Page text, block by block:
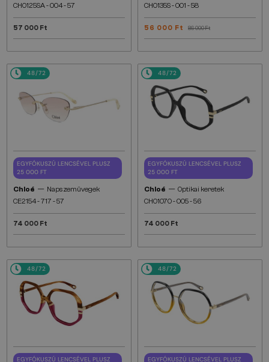
CH0125SA - 004 - 57
57 000 Ft
CH0135S - 001 - 58
56 000 Ft 86 000 Ft
48/72
EGYFÓKUSZÚ LENCSÉVEL PLUSZ
25 000 FT
Chloé — Napszemüvegek
CE2154 - 717 - 57
74 000 Ft
48/72
EGYFÓKUSZÚ LENCSÉVEL PLUSZ
25 000 FT
Chloé — Optikai keretek
CH0107O - 005 - 56
74 000 Ft
48/72
EGYFÓKUSZÚ LENCSÉVEL PLUSZ
48/72
EGYFÓKUSZÚ LENCSÉVEL PLUSZ